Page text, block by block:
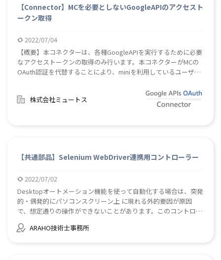
【Connector】MCを必要としないGoogleAPIのアクセスト
ークン取得
2022/07/04
【概要】本コネクターは、各種GoogleAPIを実行するために必要
なアクセストークンの取得のみ行います。本コネクターがMCの
OAuth認証を代替することにより、miniを利用しているユーザ様
GoogleAPIは、「Webサービス呼び出し」ステップから呼び出し
ます。*1なお、利用PC（またはGoogleアカウント）毎にWebブ
ログインできない制約があるため、本コネクターはご利用いただ
Google.Api.OAuth2.v2(1.57.0.x)System.text.Json(6.0.0)【注意】
Connectorのため、11系以降で利用可能です。付属のサンプルロ
ボットは、Ver.11.1.0.4で作成しています。
株式会社ミュートス
【共通部品】Selenium WebDriver連携用コントローラー
2022/07/02
Desktopオートメーション機能を使って自動化する場合は、突発
的・偶発的にパソコンスクリーン上 に現れる外的要因が原因
で、想定通りの操作ができないことがあります。このコントロー
ラー実装部品は、BizRobo!とSeleniumWebDriverを連携を可能
にします。これにより、マウス操作とキー操作を回避することが
ARAHO技術士事務所